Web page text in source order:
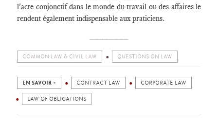
l'acte conjonctif dans le monde du travail ou des affaires le
rendent également indispensable aux praticiens.
COMMON LAW & CIVIL LAW QUESTIONS ON LAW
EN SAVOIR + CONTRACT LAW CORPORATE LAW
LAW OF OBLIGATIONS